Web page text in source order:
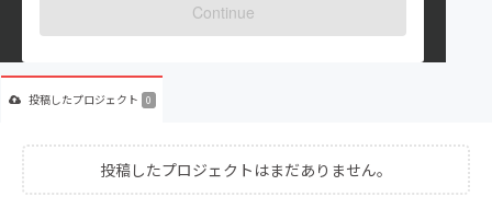
Continue
投稿したプロジェクト 0
投稿したプロジェクトはまだありません。